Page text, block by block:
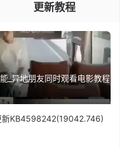
更新教程
_异地朋友同时观看电影教程
新KB4598242(19042.746)